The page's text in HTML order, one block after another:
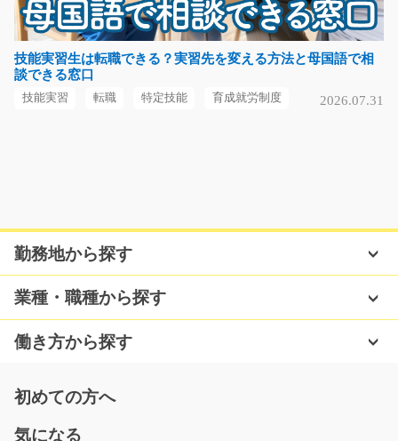
セットしてボタンを…
長期（3ヶ月以上）
時給1050円～時給1313円
福岡県福岡市南区
す！！自分のペースでお…
長期（3ヶ月以上）
時給1200円～
熊本県熊本市南区
自動車用の金属部品の製造の仕事/y08_00458
技能実習生は転職できる？実習先を変える方法と母国語で相
談できる窓口
技能実習 転職 特定技能 育成就労制度 2026.07.31
勤務地から探す
業種・職種から探す
働き方から探す
初めての方へ
気になる